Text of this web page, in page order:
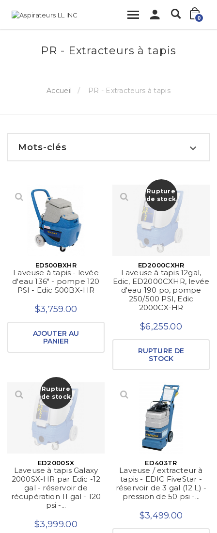
0
PR - Extracteurs à tapis
Accueil PR - Extracteurs à tapis
Mots-clés
ED500BXHR
Laveuse à tapis - levée
d'eau 136" - pompe 120
PSI - Edic 500BX-HR
$3,759.00
AJOUTER AU
PANIER
Rupture
de stock
ED2000CXHR
Laveuse à tapis 12gal,
Edic, ED2000CXHR, levée
d'eau 190 po, pompe
250/500 PSI, Edic
2000CX-HR
$6,255.00
RUPTURE DE
STOCK
Rupture
de stock
ED2000SX
Laveuse à tapis Galaxy
2000SX-HR par Edic -12
gal - réservoir de
récupération 11 gal - 120
psi -...
$3,999.00
ED403TR
Laveuse / extracteur à
tapis - EDIC FiveStar -
réservoir de 3 gal (12 L) -
pression de 50 psi -...
$3,499.00